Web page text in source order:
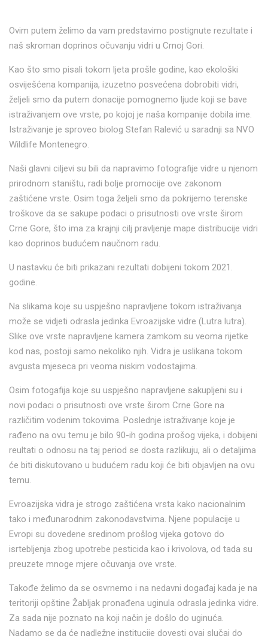
Ovim putem želimo da vam predstavimo postignute rezultate i
naš skroman doprinos očuvanju vidri u Crnoj Gori.
Kao što smo pisali tokom ljeta prošle godine, kao ekološki
osviješćena kompanija, izuzetno posvećena dobrobiti vidri,
željeli smo da putem donacije pomognemo ljude koji se bave
istraživanjem ove vrste, po kojoj je naša kompanije dobila ime.
Istraživanje je sproveo biolog Stefan Ralević u saradnji sa NVO
Wildlife Montenegro.
Naši glavni ciljevi su bili da napravimo fotografije vidre u njenom
prirodnom staništu, radi bolje promocije ove zakonom
zaštićene vrste. Osim toga željeli smo da pokrijemo terenske
troškove da se sakupe podaci o prisutnosti ove vrste širom
Crne Gore, što ima za krajnji cilj pravljenje mape distribucije vidri
kao doprinos budućem naučnom radu.
U nastavku će biti prikazani rezultati dobijeni tokom 2021.
godine.
Na slikama koje su uspješno napravljene tokom istraživanja
može se vidjeti odrasla jedinka Evroazijske vidre (Lutra lutra).
Slike ove vrste napravljene kamera zamkom su veoma rijetke
kod nas, postoji samo nekoliko njih. Vidra je uslikana tokom
avgusta mjeseca pri veoma niskim vodostajima.
Osim fotogafija koje su uspješno napravljene sakupljeni su i
novi podaci o prisutnosti ove vrste širom Crne Gore na
različitim vodenim tokovima. Poslednje istraživanje koje je
rađeno na ovu temu je bilo 90-ih godina prošog vijeka, i dobijeni
reultati o odnosu na taj period se dosta razlikuju, ali o detaljima
će biti diskutovano u budućem radu koji će biti objavljen na ovu
temu.
Evroazijska vidra je strogo zaštićena vrsta kako nacionalnim
tako i međunarodnim zakonodavstvima. Njene populacije u
Evropi su dovedene sredinom prošlog vijeka gotovo do
isrtebljenja zbog upotrebe pesticida kao i krivolova, od tada su
preuzete mnoge mjere očuvanja ove vrste.
Takođe želimo da se osvrnemo i na nedavni događaj kada je na
teritoriji opštine Žabljak pronađena uginula odrasla jedinka vidre.
Za sada nije poznato na koji način je došlo do uginuća.
Nadamo se da će nadležne institucije dovesti ovaj slučaj do